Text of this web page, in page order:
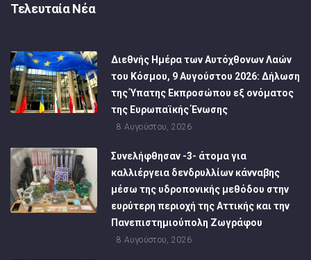
Τελευταία Νέα
Διεθνής Ημέρα των Αυτόχθονων Λαών
του Κόσμου, 9 Αυγούστου 2026: Δήλωση
της Ύπατης Εκπροσώπου εξ ονόματος
της Ευρωπαϊκής Ένωσης
8 Αυγούστου, 2026
Συνελήφθησαν -3- άτομα για
καλλιέργεια δενδρυλλίων κάνναβης
μέσω της υδροπονικής μεθόδου στην
ευρύτερη περιοχή της Αττικής και την
Πανεπιστημιούπολη Ζωγράφου
8 Αυγούστου, 2026